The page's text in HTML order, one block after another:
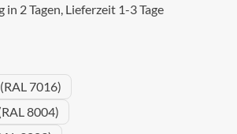
2 Tagen, Lieferzeit 1-3 Tage
7016)
8004)